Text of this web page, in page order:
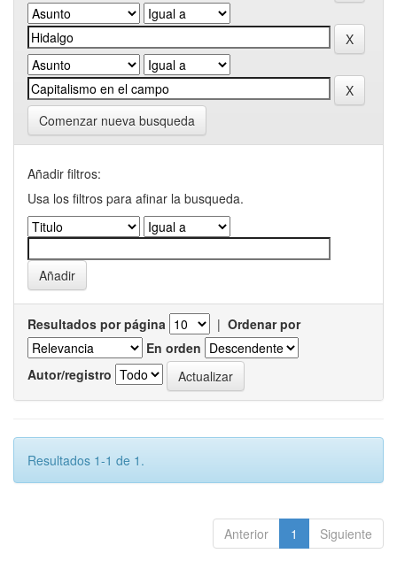
Comenzar nueva busqueda
Añadir filtros:
Usa los filtros para afinar la busqueda.
Resultados por página | Ordenar por
En orden
Autor/registro
Resultados 1-1 de 1.
Anterior 1 Siguiente